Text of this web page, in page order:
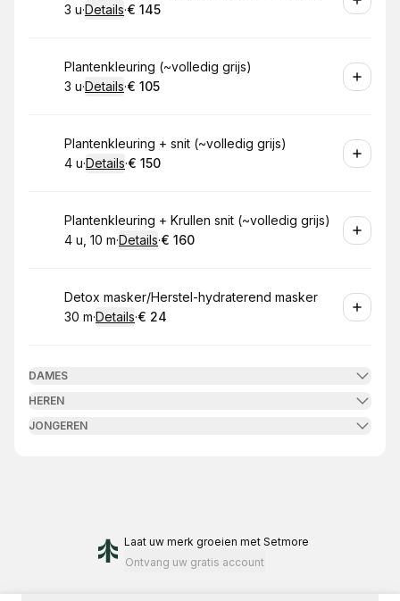
. Duur:
3 u·Details·
.Prijs:
€ 145
Boek
Plantenkleuring (~volledig grijs)
. Duur:
3 u·Details·
.Prijs:
€ 105
Boek
Plantenkleuring + snit (~volledig grijs)
. Duur:
4 u·Details·
.Prijs:
€ 150
Boek
Plantenkleuring + Krullen snit (~volledig grijs)
. Duur :
4 u, 10 m·Details·
.Prijs:
€ 160
Boek
Detox masker/Herstel-hydraterend masker
.Duur:
30 m·Details·
.Prijs:
€ 24
DAMES
HEREN
JONGEREN
Laat uw merk groeien met Setmore
Ontvang uw gratis account